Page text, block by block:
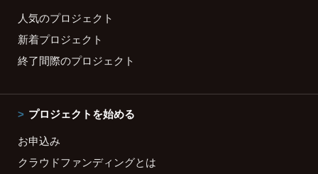
人気のプロジェクト
新着プロジェクト
終了間際のプロジェクト
プロジェクトを始める
お申込み
クラウドファンディングとは